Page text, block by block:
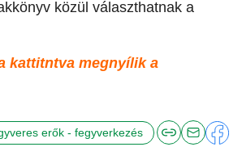
közül választhatnak a
kattitntva megnyílik a
erők - fegyverkezés